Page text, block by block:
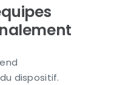
dispositif.